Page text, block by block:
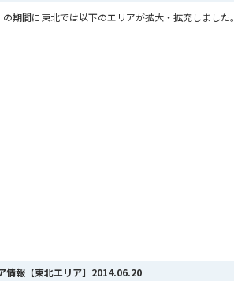
の期間に東北では以下のエリアが拡大・拡充しました。
報【東北エリア】 2014.06.20